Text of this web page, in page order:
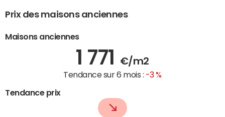
Prix des maisons anciennes
Maisons anciennes
1 771 €/m2
Tendance sur 6 mois : -3 %
Tendance prix